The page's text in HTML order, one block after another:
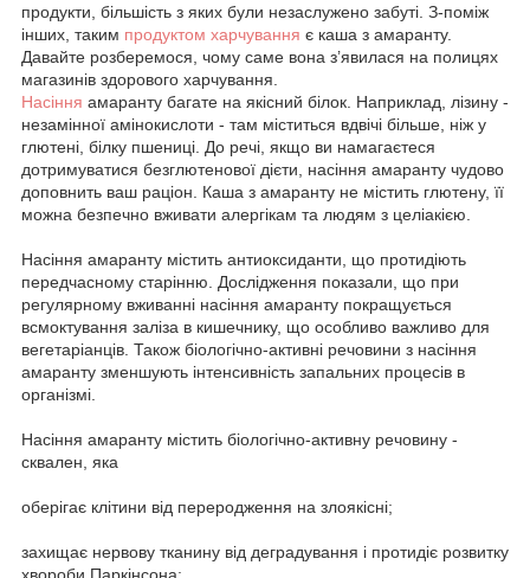
продукти, більшість з яких були незаслужено забуті. З-поміж
інших, таким продуктом харчування є каша з амаранту.
Давайте розберемося, чому саме вона з’явилася на полицях
магазинів здорового харчування.
Насіння амаранту багате на якісний білок. Наприклад, лізину -
незамінної амінокислоти - там міститься вдвічі більше, ніж у
глютені, білку пшениці. До речі, якщо ви намагаєтеся
дотримуватися безглютенової дієти, насіння амаранту чудово
доповнить ваш раціон. Каша з амаранту не містить глютену, її
можна безпечно вживати алергікам та людям з целіакією.
Насіння амаранту містить антиоксиданти, що протидіють
передчасному старінню. Дослідження показали, що при
регулярному вживанні насіння амаранту покращується
всмоктування заліза в кишечнику, що особливо важливо для
вегетаріанців. Також біологічно-активні речовини з насіння
амаранту зменшують інтенсивність запальних процесів в
організмі.
Насіння амаранту містить біологічно-активну речовину -
сквален, яка
оберігає клітини від переродження на злоякісні;
захищає нервову тканину від деградування і протидіє розвитку
хвороби Паркінсона;